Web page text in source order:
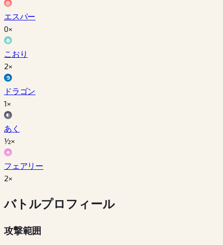
エスパー
0×
こおり
2×
ドラゴン
1×
あく
½×
フェアリー
2×
バトルプロフィール
攻撃範囲